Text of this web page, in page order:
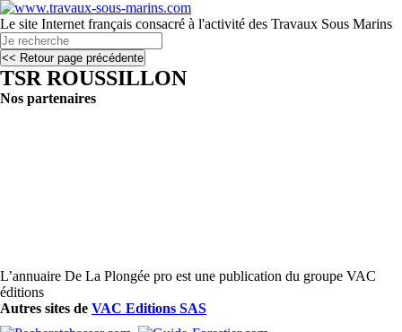
Le site Internet français consacré à l'activité des Travaux Sous Marins
TSR ROUSSILLON
Nos partenaires
L’annuaire De La Plongée pro est une publication du groupe VAC
éditions
Autres sites de VAC Editions SAS